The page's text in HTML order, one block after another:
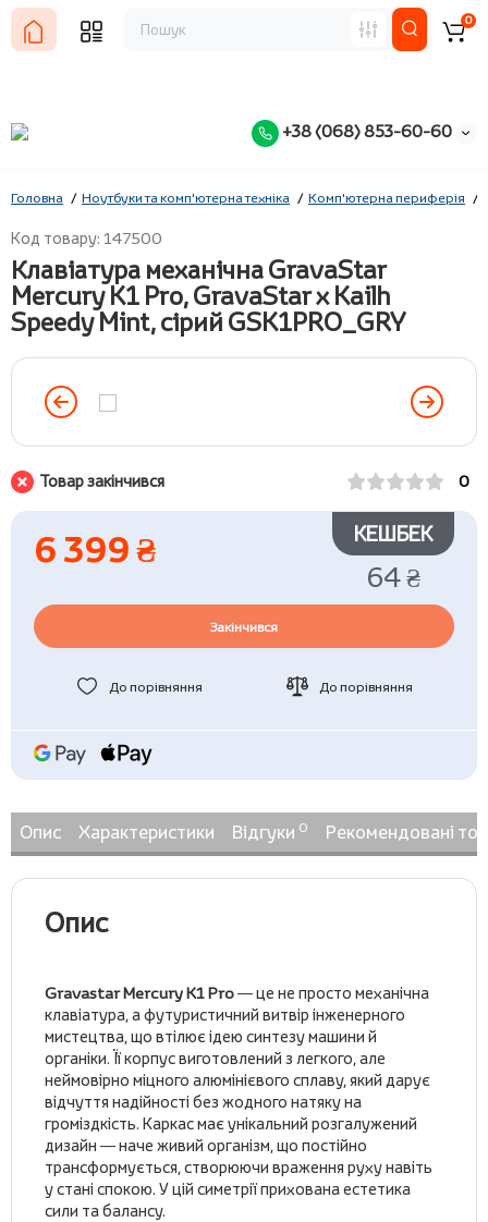
+38 (068) 853-60-60
0
Головна Ноутбуки та комп'ютерна техніка Комп'ютерна периферія
Код товару: 147500
Клавіатура механічна GravaStar
Mercury K1 Pro, GravaStar x Kailh
Speedy Mint, сірий GSK1PRO_GRY
Товар закінчився 0
6 399 ₴ КЕШБЕК
64 ₴
Закінчився
До порівняння До порівняння
Опис Характеристики Відгуки 0 Рекомендовані
Опис
Gravastar Mercury K1 Pro— це не просто механічна
клавіатура, а футуристичний витвір інженерного
мистецтва, що втілює ідею синтезу машини й
органіки. Її корпус виготовлений з легкого, але
неймовірно міцного алюмінієвого сплаву, який дарує
відчуття надійності без жодного натяку на
громіздкість. Каркас має унікальний розгалужений
дизайн — наче живий організм, що постійно
трансформується, створюючи враження руху навіть
у стані спокою. У цій симетрії прихована естетика
сили та балансу.